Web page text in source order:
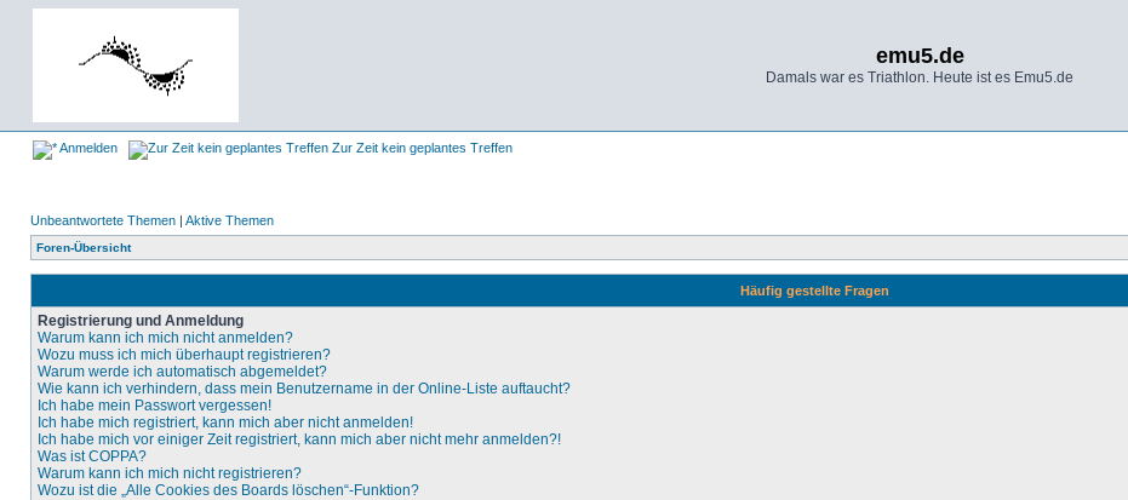
emu5.de
Damals war es Triathlon. Heute ist es Emu5.de
Anmelden Zur Zeit kein geplantes Treffen
Unbeantwortete Themen | Aktive Themen
Foren-Übersicht
Häufig gestellte Fragen
Registrierung und Anmeldung
Warum kann ich mich nicht anmelden?
Wozu muss ich mich überhaupt registrieren?
Warum werde ich automatisch abgemeldet?
Wie kann ich verhindern, dass mein Benutzername in der Online-Liste auftaucht?
Ich habe mein Passwort vergessen!
Ich habe mich registriert, kann mich aber nicht anmelden!
Ich habe mich vor einiger Zeit registriert, kann mich aber nicht mehr anmelden?!
Was ist COPPA?
Warum kann ich mich nicht registrieren?
Wozu ist die „Alle Cookies des Boards löschen“-Funktion?